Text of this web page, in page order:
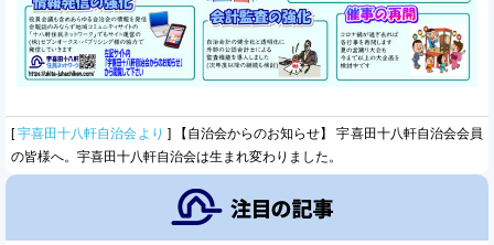
[宇喜田十八軒自治会より ]
【自治会からのお知らせ】 宇喜田十八軒自治会会員
の皆様へ。宇喜田十八軒自治会は生まれ変わりました。